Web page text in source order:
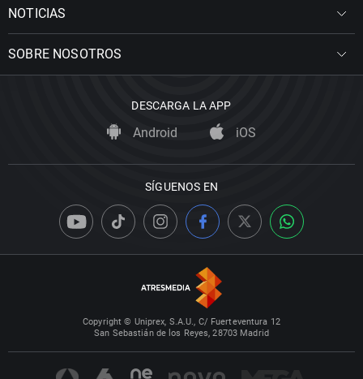
NOTICIAS
SOBRE NOSOTROS
DESCARGA LA APP
Android iOS
SÍGUENOS EN
Copyright © Uniprex, S.A.U., C/ Fuerteventura 12
San Sebastián de los Reyes, 28703 Madrid